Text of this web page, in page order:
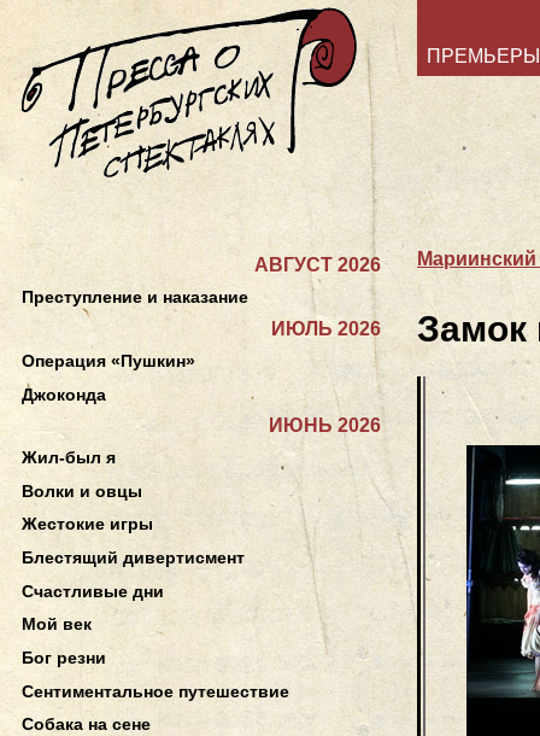
ПРЕМЬЕРЫ
Мариинский
Замок
АВГУСТ 2026
Преступление и наказание
ИЮЛЬ 2026
Операция «Пушкин»
Джоконда
ИЮНЬ 2026
Жил-был я
Волки и овцы
Жестокие игры
Блестящий дивертисмент
Счастливые дни
Мой век
Бог резни
Сентиментальное путешествие
Собака на сене